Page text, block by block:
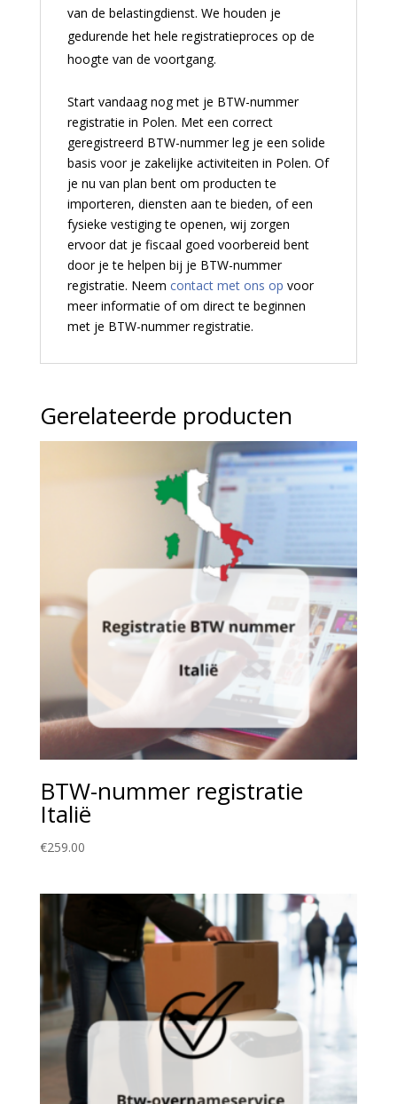
van de belastingdienst. We houden je
gedurende het hele registratieproces op de
hoogte van de voortgang.
Start vandaag nog met je BTW-nummer
registratie in Polen. Met een correct
geregistreerd BTW-nummer leg je een solide
basis voor je zakelijke activiteiten in Polen. Of
je nu van plan bent om producten te
importeren, diensten aan te bieden, of een
fysieke vestiging te openen, wij zorgen
ervoor dat je fiscaal goed voorbereid bent
door je te helpen bij je BTW-nummer
registratie. Neem contact met ons op voor
meer informatie of om direct te beginnen
met je BTW-nummer registratie.
Gerelateerde producten
BTW-nummer registratie
Italië
€259.00